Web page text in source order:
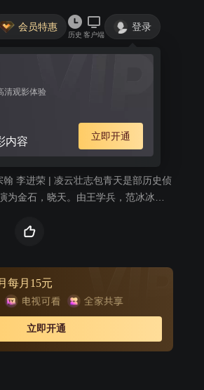
会员特惠
历史 客户端
登录
清观影体验
内容 立即开通
天
翰 李进荣 | 凌云壮志包青天是部历史侦
为金石，晓天。由王学兵，范冰冰等
演的包拯与各大反派的斗智斗勇，有
每月15元
立即开通